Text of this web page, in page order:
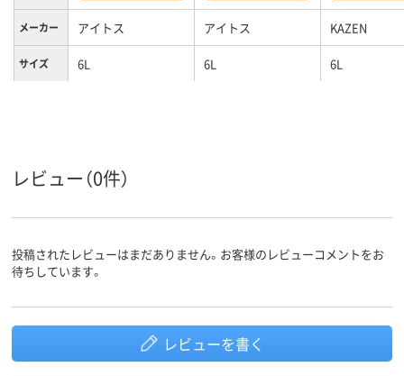
メーカー アイトス アイトス KAZEN
サイズ 6L 6L 6L
レビュー（0件）
投稿されたレビューはまだありません。お客様のレビューコメントをお
待ちしています。
レビューを書く